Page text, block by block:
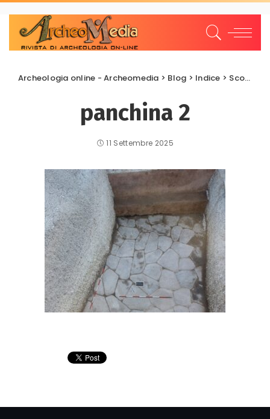
Archeologia online - Archeomedia > Blog > Indice > Scoperte e scavi
panchina 2
11 Settembre 2025